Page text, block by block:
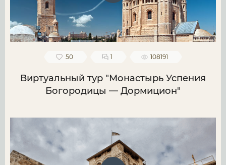
50 1 108191
Виртуальный тур "Монастырь Успения
Богородицы — Дормицион"